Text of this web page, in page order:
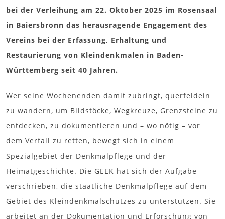
bei der Verleihung am 22. Oktober 2025 im Rosensaal
in Baiersbronn das herausragende Engagement des
Vereins bei der Erfassung, Erhaltung und
Restaurierung von Kleindenkmalen in Baden-
Württemberg seit 40 Jahren.
Wer seine Wochenenden damit zubringt, querfeldein
zu wandern, um Bildstöcke, Wegkreuze, Grenzsteine zu
entdecken, zu dokumentieren und – wo nötig – vor
dem Verfall zu retten, bewegt sich in einem
Spezialgebiet der Denkmalpflege und der
Heimatgeschichte. Die GEEK hat sich der Aufgabe
verschrieben, die staatliche Denkmalpflege auf dem
Gebiet des Kleindenkmalschutzes zu unterstützen. Sie
arbeitet an der Dokumentation und Erforschung von